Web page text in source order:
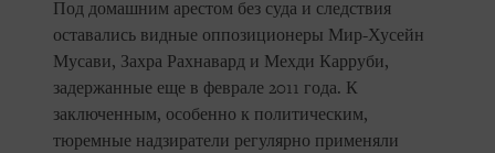
Под домашним арестом без суда и следствия
оставались видные оппозиционеры Мир-Хусейн
Мусави, Захра Рахнавард и Мехди Карруби,
задержанные еще в феврале 2011 года. К
заключенным, особенно к политическим,
тюремные надзиратели регулярно применяли